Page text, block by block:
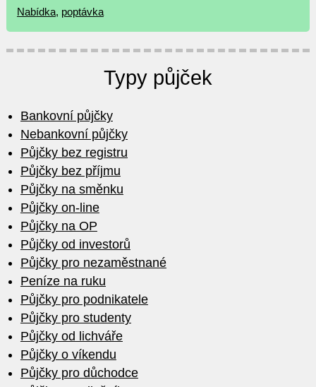
Nabídka, poptávka
Typy půjček
Bankovní půjčky
Nebankovní půjčky
Půjčky bez registru
Půjčky bez příjmu
Půjčky na směnku
Půjčky on-line
Půjčky na OP
Půjčky od investorů
Půjčky pro nezaměstnané
Peníze na ruku
Půjčky pro podnikatele
Půjčky pro studenty
Půjčky od lichváře
Půjčky o víkendu
Půjčky pro důchodce